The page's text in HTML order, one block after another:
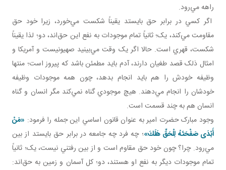
راهه مي‌رود.
اگر کسي در برابر حق بايستد يقيناً شکست مي‌خورد، زيرا خود حق
مقاومت مي‌کند، يک؛ ثانياً تمام موجودات به نفع اين حق‌اند، دو؛ لذا يقيناً
شکست، قهري است. حالا اگر يک وقت مي‌بينيد صهيونيست و آمريکا و
امثال ذلک قصد طغيان دارند، آدم بايد مطمئن باشد که پيروز است؛ منتها
وظيفه خودش را هم بايد انجام بدهد، چون همه موجودات وظيفه
خودشان را انجام مي‌دهند. هيچ موجودي گناه نمي‌کند مگر انسان و گناه
انسان هم به چند قسمت است.
وجود مبارک حضرت امير به عنوان قانون اساسي اين جمله را فرمود: «مَنْ
أَبْدَى صَفْحَتَهُ لِلْحَقِّ هَلَكَ»؛ چه فرد چه جامعه در برابر حق بايستد از بين
مي‌رود. چرا؟ چون خود حق مقاوم است و از بين رفتني نيست، يک؛ ثانياً
تمام موجودات ديگر به نفع او هستند، دو؛ کل آسمان و زمين به حق‌اند: